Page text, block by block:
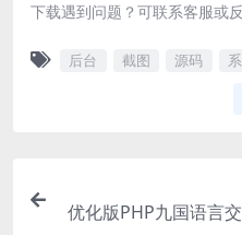
下载遇到问题？可联系客服或
后台 截图 源码
优化版PHP九国语言